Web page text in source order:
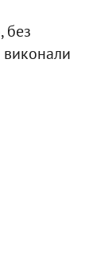
без
виконали